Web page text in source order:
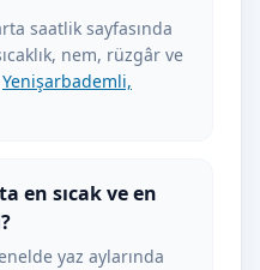
saatlik sayfasında
nem, rüzgâr ve
Yenişarbademli,
en sıcak ve en
yaz aylarında